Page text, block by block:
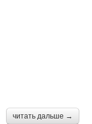
читать дальше →